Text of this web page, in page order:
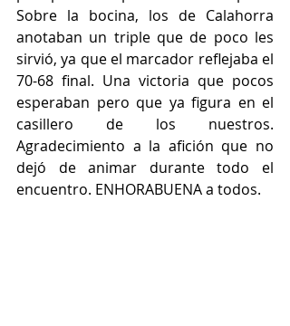
Sobre la bocina, los de Calahorra
anotaban un triple que de poco les
sirvió, ya que el marcador reflejaba el
70-68 final. Una victoria que pocos
esperaban pero que ya figura en el
casillero de los nuestros.
Agradecimiento a la afición que no
dejó de animar durante todo el
encuentro. ENHORABUENA a todos.